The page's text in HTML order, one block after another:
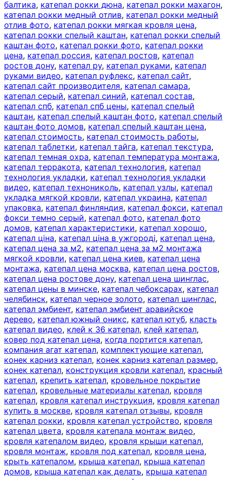
балтика, катепал рокки дюна, катепал рокки махагон,
катепал рокки медный отлив, катепал рокки медный
отлив фото, катепал рокки мягкая кровля цена,
катепал рокки спелый каштан, катепал рокки спелый
каштан фото, катепал рокки фото, катепал рокки
цена, катепал россия, катепал ростов, катепал
ростов дону, катепал ру, катепал руками, катепал
руками видео, катепал руфлекс, катепал сайт,
катепал сайт производителя, катепал самара,
катепал серый, катепал синий, катепал состав,
катепал спб, катепал спб цены, катепал спелый
каштан, катепал спелый каштан фото, катепал спелый
каштан фото домов, катепал спелый каштан цена,
катепал стоимость, катепал стоимость работы,
катепал таблетки, катепал тайга, катепал текстура,
катепал темная охра, катепал температура монтажа,
катепал терракота, катепал технология, катепал
технология укладки, катепал технология укладки
видео, катепал технониколь, катепал узлы, катепал
укладка мягкой кровли, катепал украина, катепал
упаковка, катепал финляндия, катепал фокси, катепал
фокси темно серый, катепал фото, катепал фото
домов, катепал характеристики, катепал хорошо,
катепал ціна, катепал ціна в ужгороді, катепал цена,
катепал цена за м2, катепал цена за м2 монтажа
мягкой кровли, катепал цена киев, катепал цена
монтажа, катепал цена москва, катепал цена ростов,
катепал цена ростове дону, катепал цена шинглас,
катепал цены в минске, катепал чебоксарах, катепал
челябинск, катепал черное золото, катепал шинглас,
катепал эмбиент, катепал эмбиент аравийское
дерево, катепал южный оникс, катепал ютуб, класть
катепал видео, клей к 36 катепал, клей катепал,
ковер под катепал цена, когда портится катепал,
компания агат катепал, комплектующие катепал,
конек карниз катепал, конек карниз катепал размер,
конек катепал, конструкция кровли катепал, красный
катепал, крепить катепал, кровельное покрытие
катепал, кровельные материалы катепал, кровля
катепал, кровля катепал инструкция, кровля катепал
купить в москве, кровля катепал отзывы, кровля
катепал рокки, кровля катепал устройство, кровля
катепал цвета, кровля катепала монтаж видео,
кровля катепалом видео, кровля крыши катепал,
кровля монтаж, кровля под катепал, кровля цена,
крыть катепалом, крыша катепал, крыша катепал
домов, крыша катепал как делать, крыша катепал